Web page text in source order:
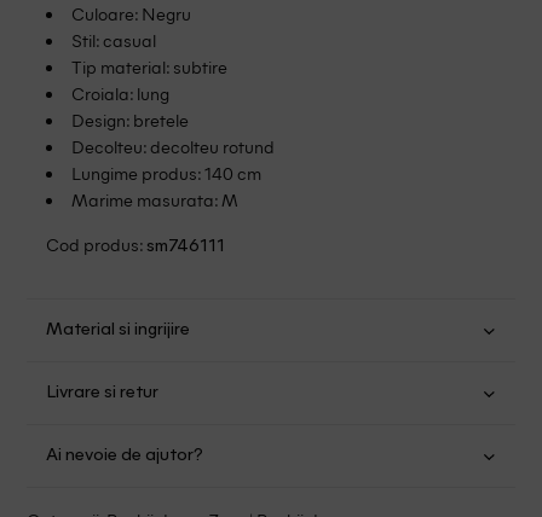
Culoare: Negru
Stil: casual
Tip material: subtire
Croiala: lung
Design: bretele
Decolteu: decolteu rotund
Lungime produs: 140 cm
Marime masurata: M
Cod produs: sm746111
Material si ingrijire
Nu folositi inalbitor
Nu uscati in uscator
Livrare si retur
mare de 149.00 lei.
Ai nevoie de ajutor?